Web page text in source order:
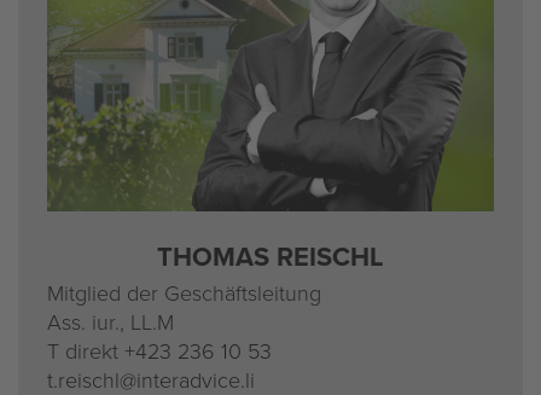
THO­MAS REISCHL
Mit­glied der Ge­schäfts­lei­tung
Ass. iur., LL.M
T di­rekt +423 236 10 53
t.​reischl@​interadvice.​li